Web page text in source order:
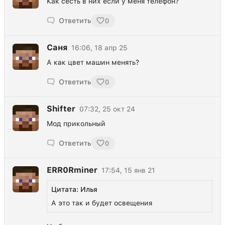
Ответить 0
Саня 16:06, 18 апр 25
А как цвет машин менять?
Ответить 0
Shifter 07:32, 25 окт 24
Мод прикольный
Ответить 0
ERR0Rminer 17:54, 15 янв 21
Цитата: Илья
А это так и будет освещения